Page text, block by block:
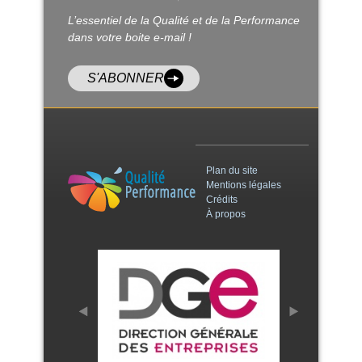
L’essentiel de la Qualité et de la Performance
dans votre boite e-mail !
S'ABONNER
Plan du site
Mentions légales
Crédits
À propos